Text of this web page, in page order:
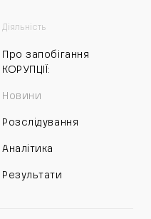
Діяльність
Про запобігання
КОРУПЦІЇ:
Новини
Розслідування
Аналітика
Результати